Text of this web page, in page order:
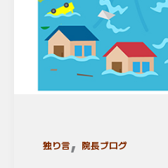
独り言, 院長ブログ